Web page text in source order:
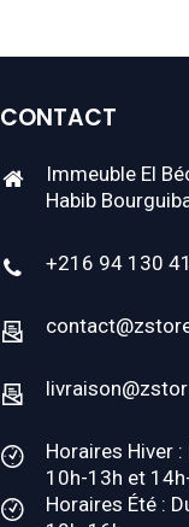
CONTACT
Immeuble El
Habib
+216 94 130
Horaires Hiver :
10h-13h et
Horaires Été :